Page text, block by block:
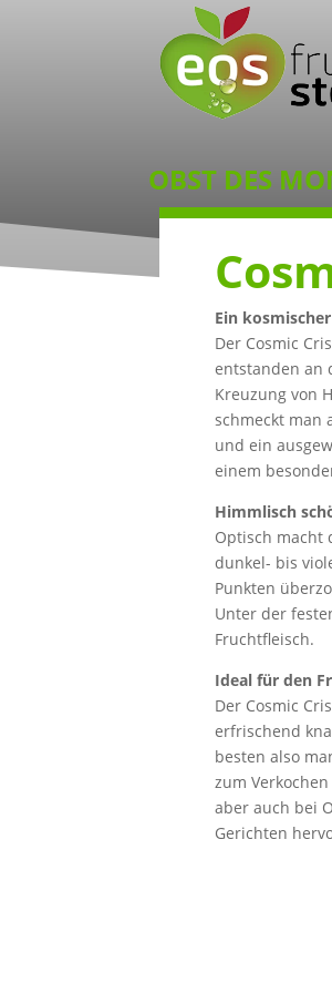
OBST DES
Ein
Der Cosmic
entstanden an
Kreuzung von
schmeckt man
und ein
einem
Himmlisch
Optisch macht
dunkel- bis
Punkten
Unter der
Fruchtfleisch.
Ideal für den
Der Cosmic
erfrischend
besten also
zum
aber auch bei
Gerichten